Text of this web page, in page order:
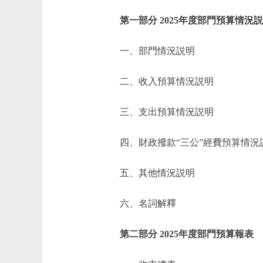
第一部分 2025年度部門預算情況
一、部門情況説明
二、收入預算情況説明
三、支出預算情況説明
四、財政撥款“三公”經費預算情況
五、其他情況説明
六、名詞解釋
第二部分 2025年度部門預算報表